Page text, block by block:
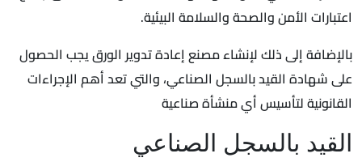
اعتبارات الأمن والصحة والسلامة البيئية.
بالإضافة إلى ذلك لإنشاء مصنع إعادة تدوير الورق يجب الحصول
على شهادة القيد بالسجل الصناعي، والتي تعد أهم الإجراءات
القانونية لتأسيس أي منشأة صناعية
القيد بالسجل الصناعي